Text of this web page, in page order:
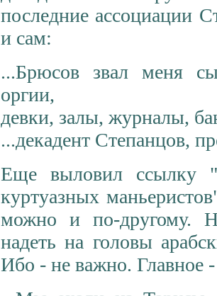
последние ассоциации
и сам:
...Брюсов звал меня
оргии,
девки, залы, журналы,
...декадент Степанцов,
Еще выловил ссылку
куртуазных
можно и по-другому.
надеть на головы
Ибо - не важно. Главное -